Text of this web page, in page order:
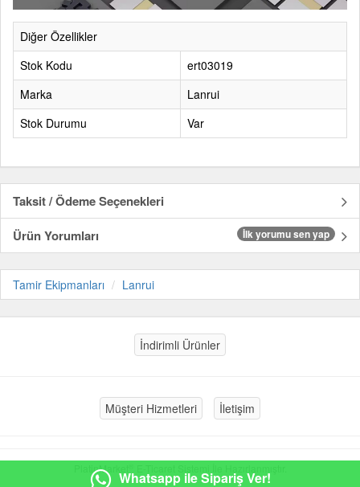
Diğer Özellikler
Stok Kodu
ert03019
Marka
Lanrui
Stok Durumu
Var
Taksit / Ödeme Seçenekleri
Ürün Yorumları
İlk yorumu sen yap
Tamir Ekipmanları Lanrui
İndirimli Ürünler
Müşteri Hizmetleri İletişim
PlatinMarket
Whatsapp ile Sipariş Ver!